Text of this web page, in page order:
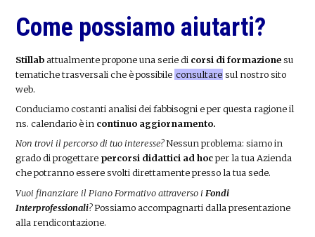
Come possiamo aiutarti?
Stillabattualmente propone una serie di corsi di formazionesu
tematiche trasversali che è possibile consultare sul nostro sito
web.
Conduciamo costanti analisi dei fabbisogni e per questa ragione il
ns. calendario è in continuo aggiornamento.
Non trovi il percorso di tuo interesse?Nessun problema: siamo in
grado di progettare percorsi didattici ad hocper la tua Azienda
che potranno essere svolti direttamente presso la tua sede.
Vuoi finanziare il Piano Formativo attraverso i Fondi
Interprofessionali?Possiamo accompagnarti dalla presentazione
alla rendicontazione.